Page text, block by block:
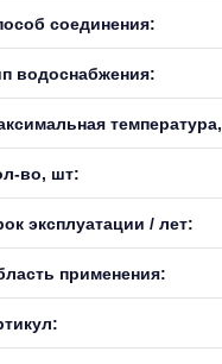
соединения:
водоснабжения:
во, шт:
эксплуатации / лет:
применения: